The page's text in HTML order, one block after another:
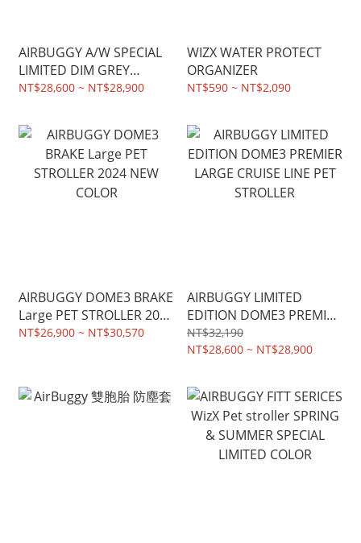
AIRBUGGY A/W SPECIAL
LIMITED DIM GREY
DOME3 PREMIER PET
NT$28,600 ~ NT$28,900
WIZX WATER PROTECT
ORGANIZER
NT$590 ~ NT$2,090
AIRBUGGY DOME3 BRAKE
Large PET STROLLER 2024
NEW COLOR
NT$26,900 ~ NT$30,570
AIRBUGGY LIMITED
EDITION DOME3 PREMIER
LARGE CRUISE LINE PET
STROLLER
NT$32,190
NT$28,600 ~ NT$28,900